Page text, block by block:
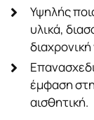
Υψηλής
υλικά,
έμφαση
αισθητική.